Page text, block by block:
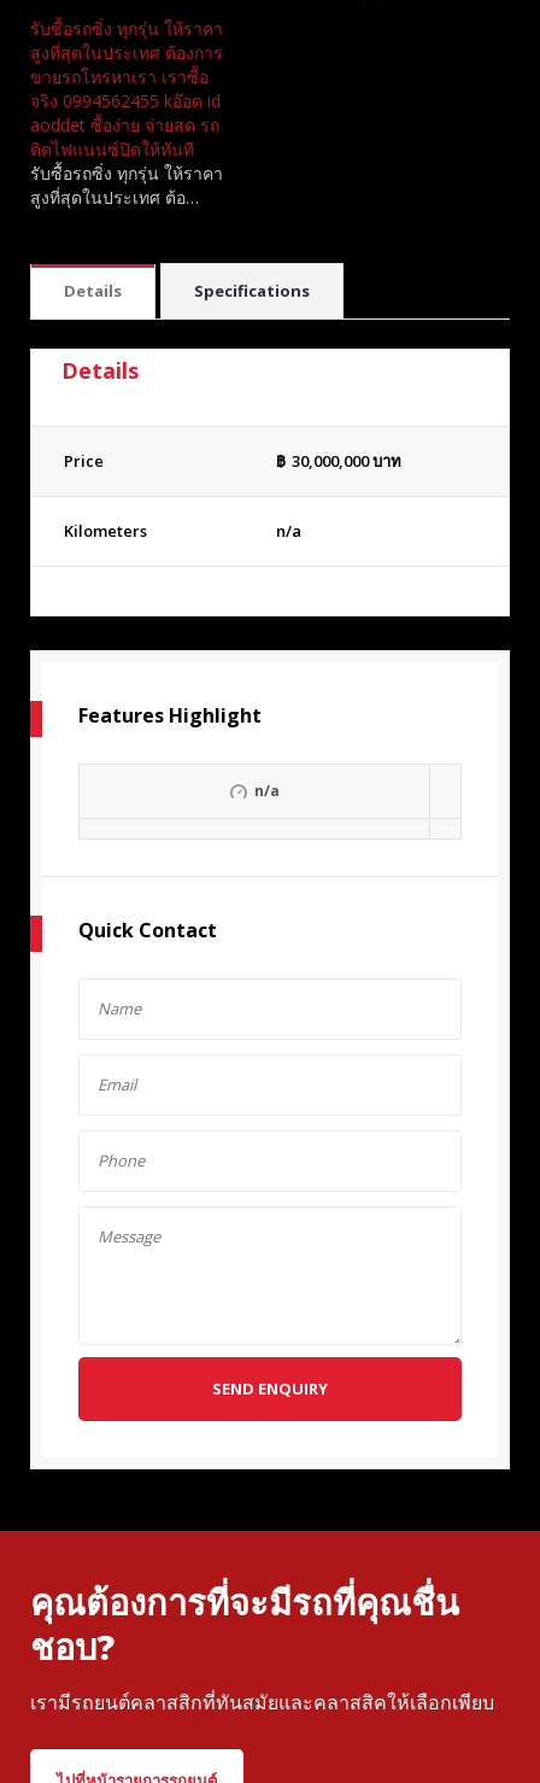
รับซื้อรถซิ่ง ทุกรุ่น ให้ราคา
สูงที่สุดในประเทศ ต้องการ
ขายรถโทรหาเรา เราซื้อ
จริง 0994562455 kอ๊อด id
aoddet ซื้อง่าย จ่ายสด รถ
ติดไฟแนนซ์ปิดให้ทันที
รับซื้อรถซิ่ง ทุกรุ่น ให้ราคา
สูงที่สุดในประเทศ ต้อ…
Details Specifications
Details
Price ฿ 30,000,000บาท
Kilometers n/a
Features Highlight
n/a
Quick Contact
SEND ENQUIRY
คุณต้องการที่จะมีรถที่คุณชื่น
ชอบ?
เรามีรถยนต์คลาสสิกที่ทันสมัยและคลาสสิคให้เลือกเพียบ